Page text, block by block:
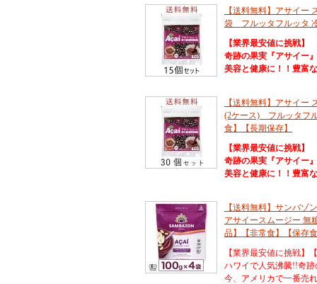
【送料無料】アサイー
袋 フルッタフルッタ
【業界最安値に挑戦】
奇跡の果実『アサイー
美容と健康に！！豊富
【送料無料】アサイー
(2ケース) フルッタフ
食】【長期保存】
【業界最安値に挑戦】
奇跡の果実『アサイー
美容と健康に！！豊富
【送料無料】サンバゾ
アサイースムージー 無
品】【非常食】【保存
【業界最安値に挑戦】
ハワイで人気沸騰!!奇
今、アメリカで一番売